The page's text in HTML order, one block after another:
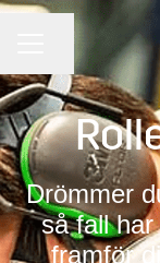
KARRIÄRMENY
Dela sidan
Drömmer
så fall
framför